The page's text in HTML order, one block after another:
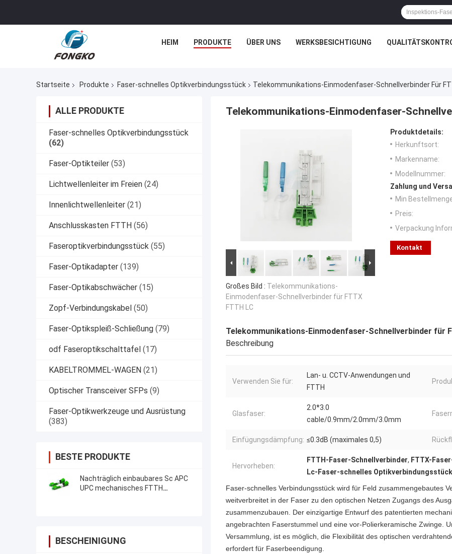
HEIM PRODUKTE ÜBER UNS WERKSBESICHTIGUNG
Startseite Produkte Faser-schnelles Optikverbindungsstück Telekommunikations-Einmodenfaser-Schnellverbinder Für
ALLE PRODUKTE
Faser-schnelles Optikverbindungsstück
(62)
Faser-Optikteiler (53)
Lichtwellenleiter im Freien (24)
Innenlichtwellenleiter (21)
Anschlusskasten FTTH (56)
Faseroptikverbindungsstück (55)
Faser-Optikadapter (139)
Faser-Optikabschwächer (15)
Zopf-Verbindungskabel (50)
Faser-Optikspleiß-Schließung (79)
odf Faseroptikschalttafel (17)
KABELTROMMEL-WAGEN (21)
Optischer Transceiver SFPs (9)
Faser-Optikwerkzeuge und Ausrüstung
(383)
BESTE PRODUKTE
Nachträglich einbaubares Sc APC
UPC mechanisches FTTH
BESCHEINIGUNG
Telekommunikations-Einmodenfaser-
Großes Bild : Telekommunikations-
Einmodenfaser-Schnellverbinder für FTTX
FTTH LC
Produktdetails:
Herkunftsort:
Markenname:
Modellnummer:
Zahlung und
Min
Preis:
Verpackung
Kontakt
Telekommunikations-Einmodenfaser-Schnellverbinder für
Beschreibung
Verwenden Sie für:
Lan- u. CCTV-Anwendungen und
FTTH
Glasfaser:
2.0*3.0
cable/0.9mm/2.0mm/3.0mm
Einfügungsdämpfung: ≤0.3dB (maximales 0,5)
Hervorheben:
FTTH-Faser-Schnellverbinder, FTTX-
Lc-Faser-schnelles Optikverbindungsstück
Faser-schnelles Verbindungsstück wird für Feld zusammengebautes
weitverbreitet in der Faser zu den optischen Netzen Zugangs des
zusammenzubauen. Der einzigartige Entwurf des patentierten
angebrachten Faserstummel und eine vor-Polierkeramische Zwinge.
Versammlung, ist es möglich, die Flexibilität des optischen
erfordert für Faserbeendigung.